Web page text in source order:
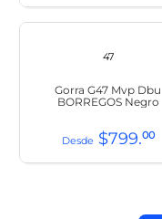
47
Gorra G47 Mvp Dbu
BORREGOS Negro
$799.00